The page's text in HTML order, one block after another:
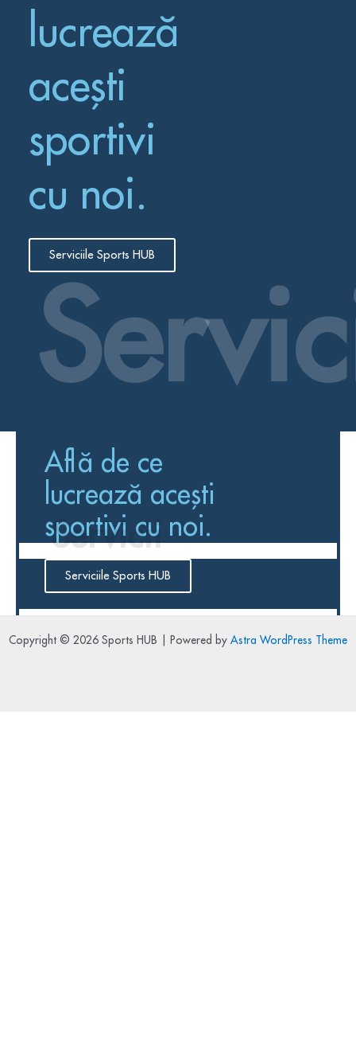
lucrează
acești
sportivi
cu noi.
Serviciile Sports HUB
Află de ce
lucrează acești
sportivi cu noi.
Serviciile Sports HUB
Servicii
Copyright © 2026 Sports HUB | Powered by Astra WordPress Theme